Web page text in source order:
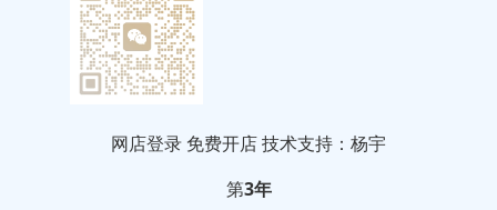
网店登录 免费开店技术支持：杨宇
第3年